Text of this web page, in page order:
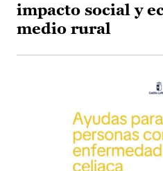
impacto social y
medio rural